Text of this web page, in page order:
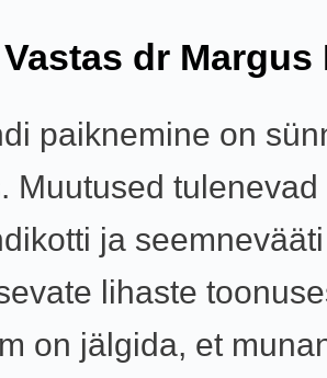
Vastas dr Margus
paiknemine on
Muutused
ja seemnevääti
lihaste
on jälgida, et